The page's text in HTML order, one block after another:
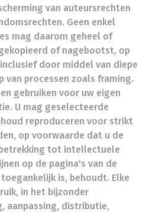
van auteursrechten
Geen enkel
mag daarom geheel of
of nagebootst, op
door middel van diepe
van processen zoals framing.
gebruiken voor uw eigen
U mag geselecteerde
reproduceren voor strikt
op voorwaarde dat u de
tot intellectuele
op de pagina's van de
is, behoudt. Elke
in het bijzonder
aanpassing, distributie,